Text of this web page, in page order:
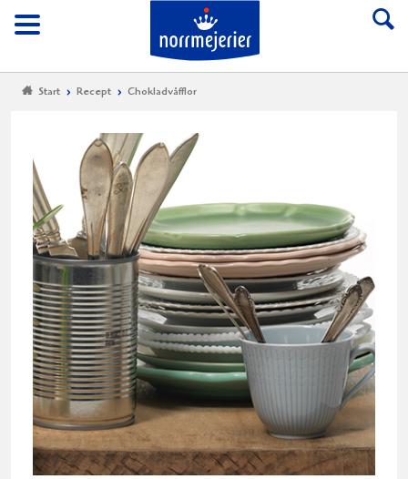
Meny
Till Norrmejerier
Start Recept Chokladvåfflor